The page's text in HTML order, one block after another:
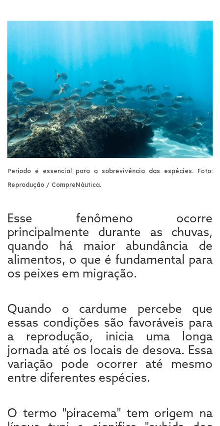
Período é essencial para a sobrevivência das espécies. Foto:
Reprodução / CompreNáutica.
Esse fenômeno ocorre
principalmente durante as chuvas,
quando há maior abundância de
alimentos, o que é fundamental para
os peixes em migração.
Quando o cardume percebe que
essas condições são favoráveis para
a reprodução, inicia uma longa
jornada até os locais de desova. Essa
variação pode ocorrer até mesmo
entre diferentes espécies.
O termo "piracema" tem origem na